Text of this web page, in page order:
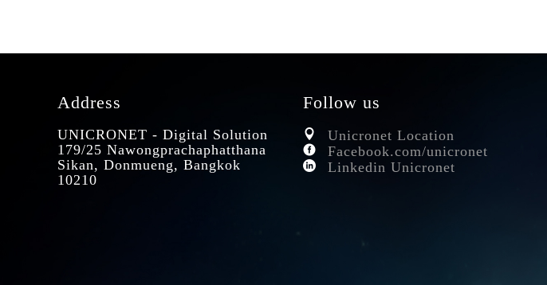
Address
UNICRONET - Digital Solution
179/25 Nawongprachaphatthana
Sikan, Donmueng, Bangkok
10210
Follow us
Unicronet Location
Facebook.com/unicronet
Linkedin Unicronet